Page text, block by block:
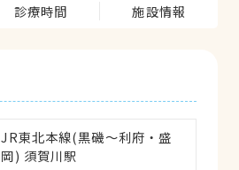
診療時間 施設情報
JR東北本線(黒磯～利府・盛
岡) 須賀川駅